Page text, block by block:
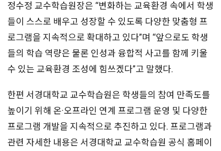
정수정 교수학습원장은 “변화하는 교육환경 속에서 학생
들이 스스로 배우고 성장할 수 있도록 다양한 맞춤형 프
로그램을 지속적으로 확대하고 있다”며 “앞으로도 학생
들의 학습 역량은 물론 인성과 융합적 사고를 함께 키울
수 있는 교육환경 조성에 힘쓰겠다”고 말했다.
한편 서경대학교 교수학습원은 학생들의 참여 만족도를
높이기 위해 온·오프라인 연계 프로그램 운영 및 다양한
프로그램 개발을 지속적으로 추진하고 있다. 프로그램과
관련 자세한 내용은 서경대학교 교수학습원 공식 홈페이